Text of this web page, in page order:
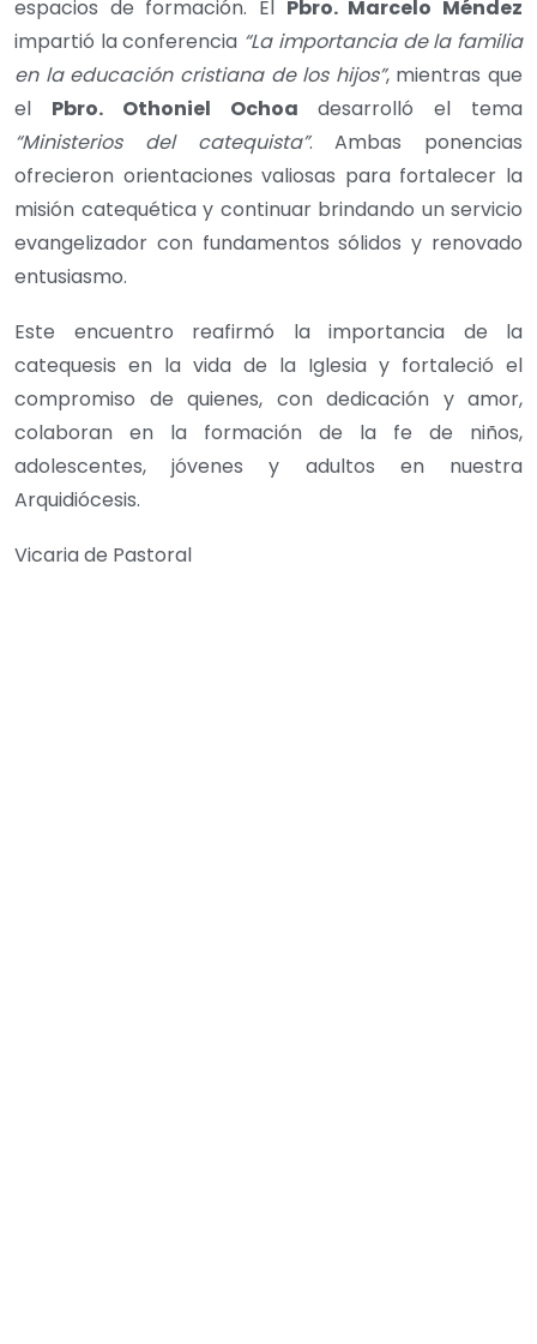
espacios de formación. El Pbro. Marcelo Méndez
impartió la conferencia “La importancia de la familia
en la educación cristiana de los hijos”, mientras que
el Pbro. Othoniel Ochoa desarrolló el tema
“Ministerios del catequista”. Ambas ponencias
ofrecieron orientaciones valiosas para fortalecer la
misión catequética y continuar brindando un servicio
evangelizador con fundamentos sólidos y renovado
entusiasmo.
Este encuentro reafirmó la importancia de la
catequesis en la vida de la Iglesia y fortaleció el
compromiso de quienes, con dedicación y amor,
colaboran en la formación de la fe de niños,
adolescentes, jóvenes y adultos en nuestra
Arquidiócesis.
Vicaria de Pastoral